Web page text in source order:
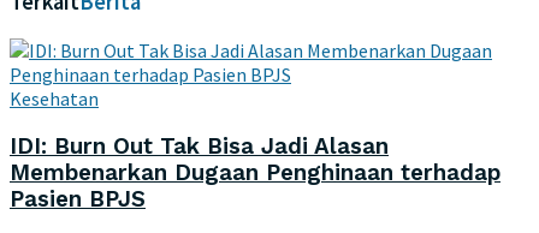
Kesehatan
IDI: Burn Out Tak Bisa Jadi Alasan
Membenarkan Dugaan Penghinaan terhadap
Pasien BPJS